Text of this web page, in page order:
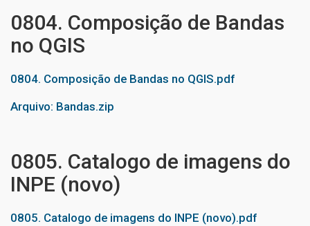
0804. Composição de Bandas
no QGIS
0804. Composição de Bandas no QGIS.pdf
Arquivo: Bandas.zip
0805. Catalogo de imagens do
INPE (novo)
0805. Catalogo de imagens do INPE (novo).pdf